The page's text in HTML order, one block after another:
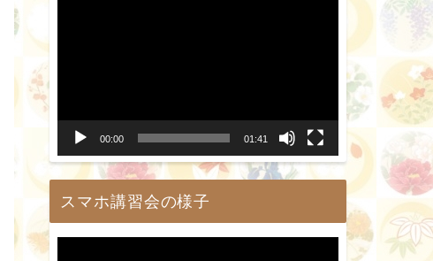
00:00 01:41
スマホ講習会の様子